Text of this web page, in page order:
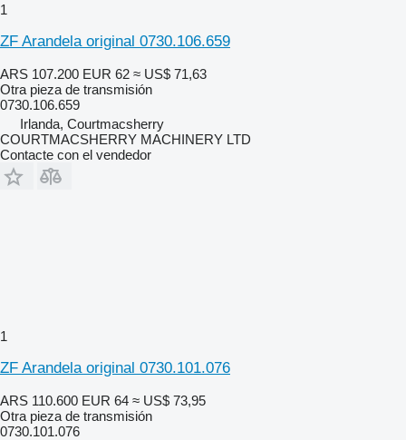
1
ZF Arandela original 0730.106.659
ARS 107.200 EUR 62 ≈ US$ 71,63
Otra pieza de transmisión
0730.106.659
Irlanda, Courtmacsherry
COURTMACSHERRY MACHINERY LTD
Contacte con el vendedor
1
ZF Arandela original 0730.101.076
ARS 110.600 EUR 64 ≈ US$ 73,95
Otra pieza de transmisión
0730.101.076